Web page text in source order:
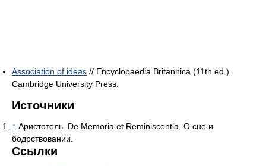
Association of ideas // Encyclopaedia Britannica (11th ed.).
Cambridge University Press.
Источники
↑ Аристотель. De Memoria et Reminiscentia. О сне и
бодрствовании.
Ссылки